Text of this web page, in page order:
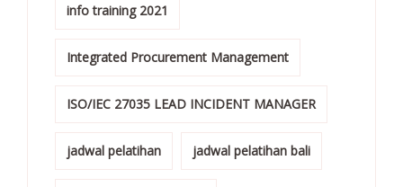
info training 2021
Integrated Procurement Management
ISO/IEC 27035 LEAD INCIDENT MANAGER
jadwal pelatihan jadwal pelatihan bali